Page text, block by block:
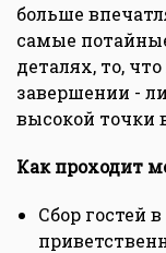
больше
самые
деталях, то,
завершении -
высокой точки
Как проходит
Сбор гостей